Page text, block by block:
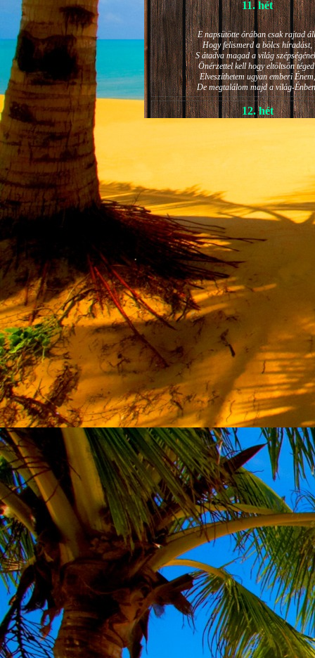
11. hét
E napsütötte órában csak rajtad
Hogy felismerd a bölcs híradást,
S átadva magad a világ
Önérzettel kell hogy eltöltsön
Elveszíthetem ugyan emberi Énem,
De megtalálom majd a világ-
12. hét
Késztessem kozmikus
Életem isteni képességeit:
Hogy saját lényemet elhagyjam,
S bizakodva keressem önmagam
A kozmikus hő- és fényáradatban.
13. hét
És szárnyalván érzéki
Lelkem mélységeiben is fellobban,
S az isteni igazság szava szól
A szellem tüzének világából:
Szellemi alapjaidhoz eljutva ismerd
Hogy rokonságban állsz a
14. hét
Átadva magam az érzékek
Elveszítettem azt, ami saját lényem
S már úgy tűnt, hogy a gondolkodás
Kábulttá vált Énemet is magával
De ébresztőleg hatva rám az érzéki
A kozmikus gondolkodás is egyre
15. hét
Mint akit elvarázsoltak, megérzem
A szellem működését a kozmikus
Mely az érzéketlenségbe
Burkolta saját lényem,
Hogy olyan erőt adjon nekem,
Mely önmagától adódni képtelen:
Saját behatárolt Énem.
16. hét
Hogy bensőmben maradjon rejtve a szellem
Megérzésem tőlem most szigorral ezt
Hogy isteni adottságaim beérvén
Teremjenek lelkem mélyén
Gyümölcsöt saját Énem számára.